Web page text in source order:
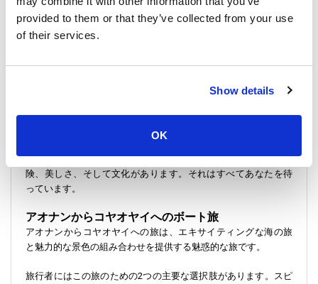
provided to them or that they’ve collected from your use
of their services.
Show details
OK
スピードボートは速いです。フェリーはゆっくりです。それぞ
れに独自の魅力があります。
南タイの美しさを示しています。何をするか選ぶことができま
したいですか？それも簡単です。
です。それはコヤオヤイの魔法へと導きます。あなたには冒
険、美しさ、そして文化があります。それはすべてあなたを待
っています。
アオナンからコヤオヤイへのボート旅
アオナンからコヤオヤイへの旅は、エキサイティングな海の旅
と魅力的な景色の組み合わせを提供する魅惑的な旅です。
旅行者にはこの旅のための2つの主要な選択肢があります。スピ